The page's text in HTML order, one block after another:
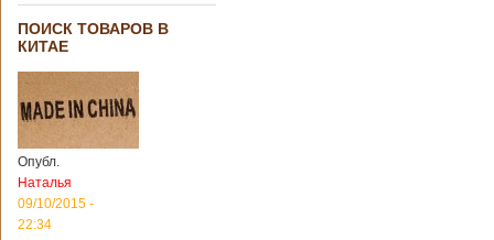
ПОИСК ТОВАРОВ В
КИТАЕ
Опубл.
Наталья
09/10/2015 -
22:34